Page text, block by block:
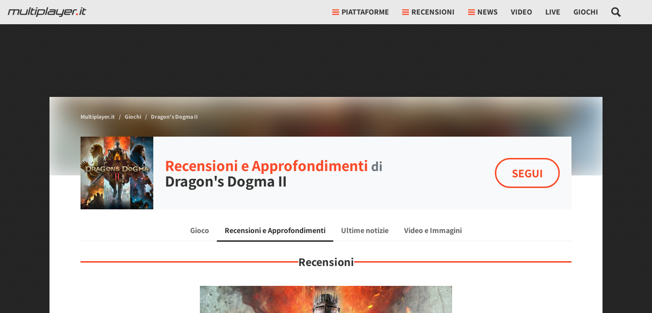
PIATTAFORME RECENSIONI NEWS VIDEO LIVE GIOCHI
Multiplayer.it Giochi Dragon's Dogma II
Recensioni e Approfondimenti di
Dragon's Dogma II SEGUI
Gioco Recensioni e Approfondimenti Ultime notizie Video e Immagini
Recensioni